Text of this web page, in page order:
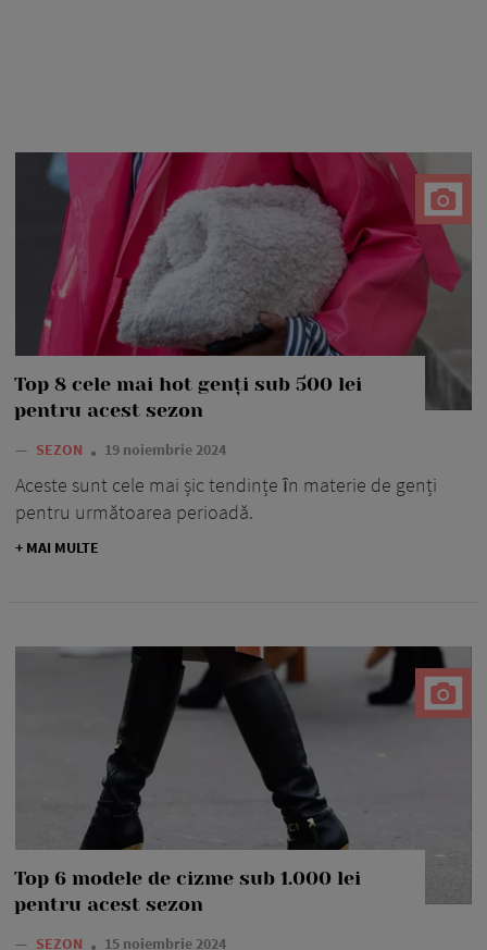
Top 8 cele mai hot genți sub 500 lei
pentru acest sezon
— SEZON 19 noiembrie 2024
Aceste sunt cele mai șic tendințe ȋn materie de genți
pentru următoarea perioadă.
+ MAI MULTE
Top 6 modele de cizme sub 1.000 lei
pentru acest sezon
— SEZON 15 noiembrie 2024